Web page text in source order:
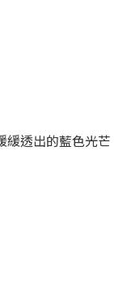
緩透出的藍色光芒